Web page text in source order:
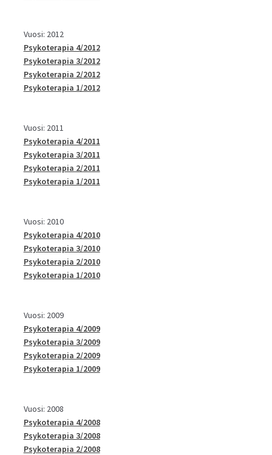
Vuosi: 2012
Psykoterapia 4/2012
Psykoterapia 3/2012
Psykoterapia 2/2012
Psykoterapia 1/2012
Vuosi: 2011
Psykoterapia 4/2011
Psykoterapia 3/2011
Psykoterapia 2/2011
Psykoterapia 1/2011
Vuosi: 2010
Psykoterapia 4/2010
Psykoterapia 3/2010
Psykoterapia 2/2010
Psykoterapia 1/2010
Vuosi: 2009
Psykoterapia 4/2009
Psykoterapia 3/2009
Psykoterapia 2/2009
Psykoterapia 1/2009
Vuosi: 2008
Psykoterapia 4/2008
Psykoterapia 3/2008
Psykoterapia 2/2008